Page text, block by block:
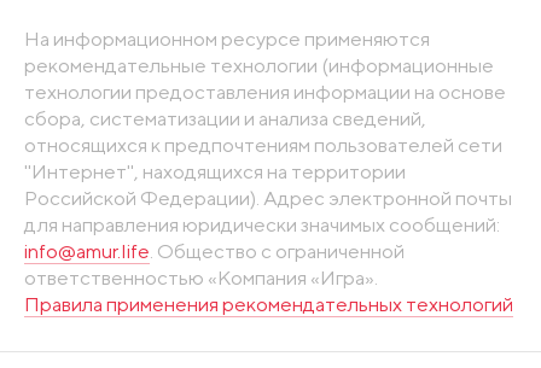
На информационном ресурсе применяются
рекомендательные технологии (информационные
технологии предоставления информации на основе
сбора, систематизации и анализа сведений,
относящихся к предпочтениям пользователей сети
"Интернет", находящихся на территории
Российской Федерации). Адрес электронной почты
для направления юридически значимых сообщений:
info@amur.life. Общество с ограниченной
ответственностью «Компания «Игра».
Правила применения рекомендательных технологий